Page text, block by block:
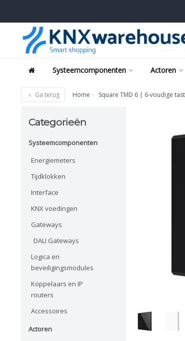
Systeemcomponenten Actoren
Ga terug Home Square TMD 6 | 6-voudige
Categorieën
Systeemcomponenten
Energiemeters
Tijdklokken
Interface
KNX voedingen
Gateways
DALI Gateways
Logica en
beveiligingsmodules
Koppelaars en IP
routers
Accessoires
Actoren